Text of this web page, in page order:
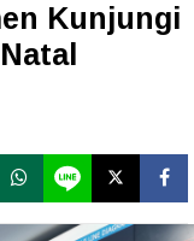
Kunjungi